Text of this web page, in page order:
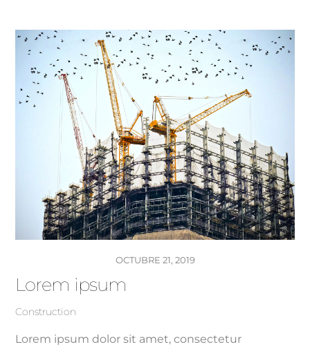
OCTUBRE 21, 2019
Lorem ipsum
Construction
Lorem ipsum dolor sit amet, consectetur